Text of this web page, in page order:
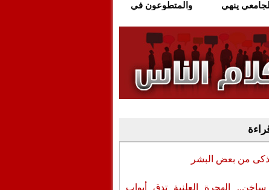
والمتطوعون في
وقنوات صرف صحي
تقتل والمحاسبة يجب
أن تطال المسؤولين
ينهي
مع شركة
باص + وثيقة
وفيديو
من بعض البشر
الهجرة العلنية تدق أبواب